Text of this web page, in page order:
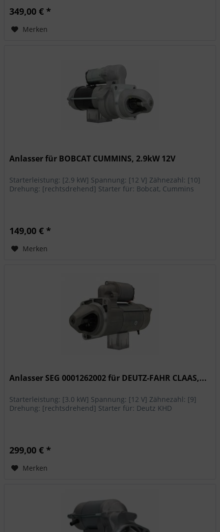
349,00 € *
Merken
Anlasser für BOBCAT CUMMINS, 2.9kW 12V
Starterleistung: [2.9 kW] Spannung: [12 V] Zähnezahl: [10]
Drehung: [rechtsdrehend] Starter für: Bobcat, Cummins
149,00 € *
Merken
Anlasser SEG 0001262002 für DEUTZ-FAHR CLAAS,...
Starterleistung: [3.0 kW] Spannung: [12 V] Zähnezahl: [9]
Drehung: [rechtsdrehend] Starter für: Deutz KHD
299,00 € *
Merken